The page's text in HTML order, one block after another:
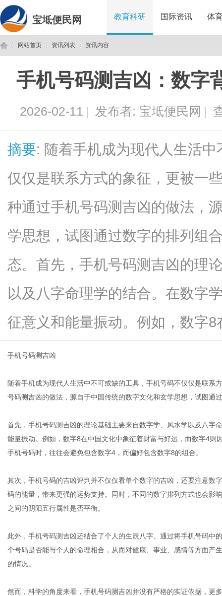
宝坻便民网 教育科研 国际资讯 体
网站首页
›
资讯列表
›
资讯内容
手机号码测吉凶：数字
2026-02-11 | 发布者: 宝坻便民网 |
摘要: 随着手机成为现代人生活
仅仅是联系方式的象征，更被一
种通过手机号码测吉凶的做法，
学思想，试图通过数字的排列组
态。首先，手机号码测吉凶的理
以及八字命理学的结合。在数字
征意义和能量振动。例如，数字8
手机号码测吉凶
随着手机成为现代人生活中不可或缺的工具，手机号码不仅仅是联系
号码测吉凶的做法，源自于中国传统的数字文化和玄学思想，试图通
首先，手机号码测吉凶的理论基础主要来自数字学、风水学以及八字
能量振动。例如，数字8在中国文化中象征着财富与好运，而数字4则
手机号码时，往往会避免包含数字4，而偏好包含数字8的组合。
其次，手机号码的吉凶评判并不仅仅看单个数字的吉凶，还要注意数
码的能量，带来更强的运势支持。同时，不同的数字排列方式也会影
之间的阴阳五行属性是否平衡。
此外，手机号码测吉凶还结合了个人的生辰八字。通过将手机号码中
个号码是否能与个人的命理相合，从而对健康、事业、感情等方面产
的情况。
然而，科学的角度来看，手机号码测吉凶并没有严格的实证依据，更